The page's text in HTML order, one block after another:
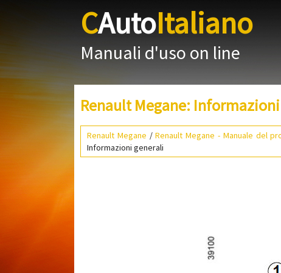
CAutoItaliano
Manuali d'uso on line
Renault Megane:
Renault Megane /Renault Megane - Manuale del
Informazioni generali